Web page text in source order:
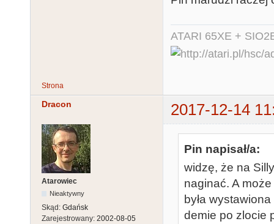
ATARI 65XE +
Strona
Dracon 2017-12-14
Atarowiec
Nieaktywny
Skąd: Gdańsk
Zarejestrowany: 2002-08-05
Pin napisał/a:
widzę, że na
naginać. A
była
demie po zlocie